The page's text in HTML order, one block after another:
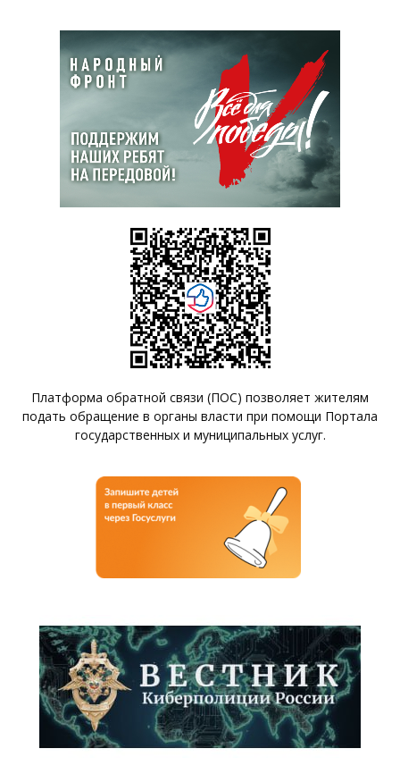
Платформа обратной связи (ПОС) позволяет жителям
подать обращение в органы власти при помощи Портала
государственных и муниципальных услуг.